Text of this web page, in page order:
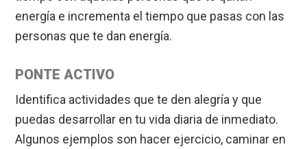
energía e incrementa el tiempo que pasas con las
personas que te dan energía.
PONTE ACTIVO
Identifica actividades que te den alegría y que
puedas desarrollar en tu vida diaria de inmediato.
Algunos ejemplos son hacer ejercicio, caminar en